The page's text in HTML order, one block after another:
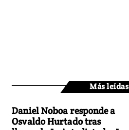
Más leídas
Daniel Noboa responde a
Osvaldo Hurtado tras